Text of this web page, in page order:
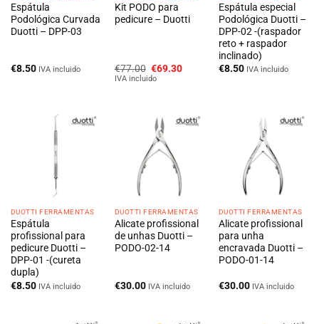
Espátula
Podológica Curvada
Duotti – DPP-03
€8.50 IVA incluido
Kit PODO para
pedicure – Duotti
€77.00 O
preço
€69.30O
IVA incluido
Espátula especial
Podológica Duotti –
DPP-02 -(raspador
reto + raspador
inclinado)
€8.50 IVA incluido
DUOTTI FERRAMENTAS
Espátula
profissional para
pedicure Duotti –
DPP-01 -(cureta
dupla)
€8.50 IVA incluido
DUOTTI FERRAMENTAS
Alicate profissional
de unhas Duotti –
PODO-02-14
€30.00 IVA incluido
DUOTTI FERRAMENTAS
Alicate profissional
para unha
encravada Duotti –
PODO-01-14
€30.00 IVA incluido